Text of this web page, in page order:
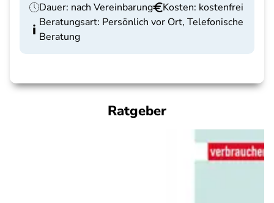
Dauer: nach Vereinbarung
Kosten: kostenfrei
Beratungsart: Persönlich vor Ort, Telefonische
Beratung
Ratgeber